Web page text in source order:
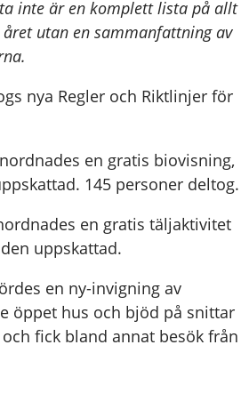
inte är en komplett lista på allt
utan en sammanfattning av
nya Regler och Riktlinjer för
en gratis biovisning,
145 personer deltog.
en gratis täljaktivitet
uppskattad.
en ny-invigning av
öppet hus och bjöd på snittar
fick bland annat besök från